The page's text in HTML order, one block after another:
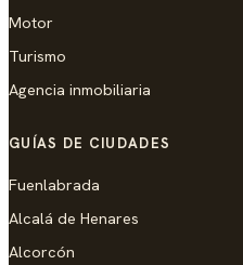
Motor
Turismo
Agencia inmobiliaria
GUÍAS DE CIUDADES
Fuenlabrada
Alcalá de Henares
Alcorcón